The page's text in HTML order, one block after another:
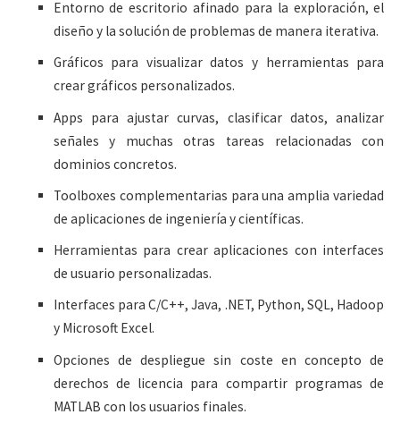
Entorno de escritorio afinado para la exploración, el
diseño y la solución de problemas de manera iterativa.
Gráficos para visualizar datos y herramientas para
crear gráficos personalizados.
Apps para ajustar curvas, clasificar datos, analizar
señales y muchas otras tareas relacionadas con
dominios concretos.
Toolboxes complementarias para una amplia variedad
de aplicaciones de ingeniería y científicas.
Herramientas para crear aplicaciones con interfaces
de usuario personalizadas.
Interfaces para C/C++, Java, .NET, Python, SQL, Hadoop
y Microsoft Excel.
Opciones de despliegue sin coste en concepto de
derechos de licencia para compartir programas de
MATLAB con los usuarios finales.